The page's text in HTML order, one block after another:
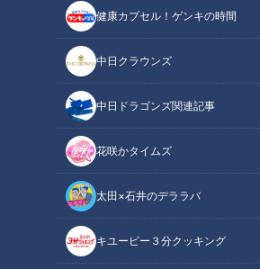
健康カプセル！ゲンキの時間
中日クラウンズ
中日ドラゴンズ関連記事
花咲かタイムズ
太田×石井のデララバ
キユーピー３分クッキング
記事に戻る